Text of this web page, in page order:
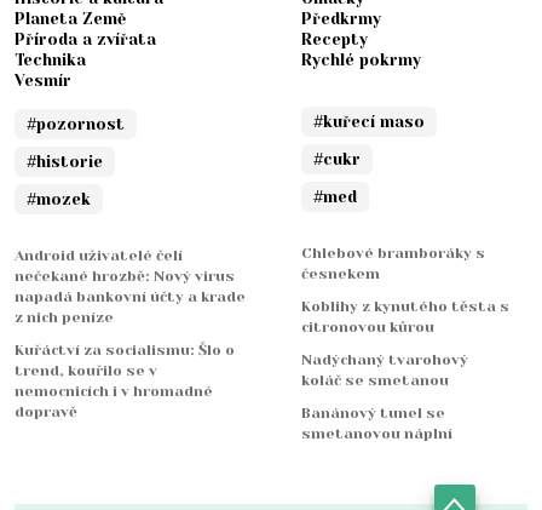
Planeta Země
Příroda a zvířata
Technika
Vesmír
#pozornost
#historie
#mozek
Android uživatelé čelí
nečekané hrozbě: Nový virus
napadá bankovní účty a krade
z nich peníze
Kuřáctví za socialismu: Šlo o
trend, kouřilo se v
nemocnicích i v hromadné
dopravě
Předkrmy
Recepty
Rychlé pokrmy
#kuřecí maso
#cukr
#med
Chlebové bramboráky s
česnekem
Koblihy z kynutého těsta s
citronovou kůrou
Nadýchaný tvarohový
koláč se smetanou
Banánový tunel se
smetanovou náplní